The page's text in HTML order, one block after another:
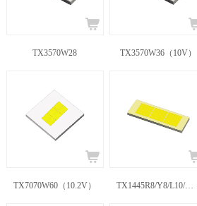
TX3570W28 TX3570W36（10V）
TX7070W60（10.2V） TX1445R8/Y8/L10/W10